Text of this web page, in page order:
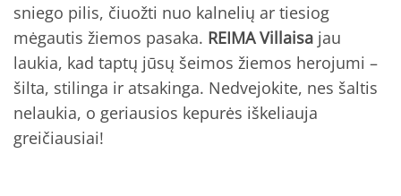
sniego pilis, čiuožti nuo kalnelių ar tiesiog
mėgautis žiemos pasaka. REIMA Villaisa jau
laukia, kad taptų jūsų šeimos žiemos herojumi –
šilta, stilinga ir atsakinga. Nedvejokite, nes šaltis
nelaukia, o geriausios kepurės iškeliauja
greičiausiai!